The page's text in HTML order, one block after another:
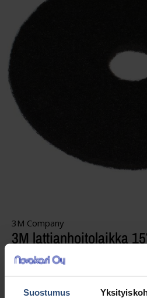
Suostumus
3M Company
3M lattianhoitolaikka